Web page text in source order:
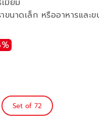
มี่ยม
ขนาดเล็ก หรืออาหารและ
Set of 72